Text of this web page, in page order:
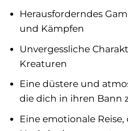
Herausforderndes
und Kämpfen
Unvergessliche
Kreaturen
Eine düstere und
die dich in ihren Bann
Eine emotionale